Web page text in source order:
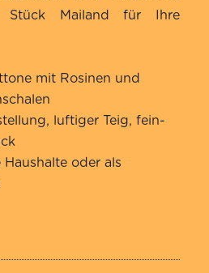
Stück Mailand für Ihre
mit Rosinen und
luftiger Teig, fein-
oder als